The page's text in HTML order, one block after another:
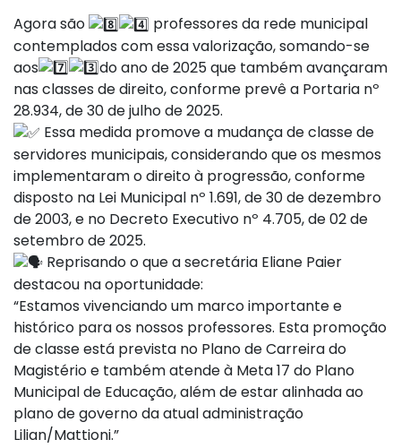
Agora são
professores da rede municipal
contemplados com essa valorização, somando-se
aos
do ano de 2025 que também avançaram
nas classes de direito, conforme prevê a Portaria nº
28.934, de 30 de julho de 2025.
Essa medida promove a mudança de classe de
servidores municipais, considerando que os mesmos
implementaram o direito à progressão, conforme
disposto na Lei Municipal nº 1.691, de 30 de dezembro
de 2003, e no Decreto Executivo nº 4.705, de 02 de
setembro de 2025.
Reprisando o que a secretária Eliane Paier
destacou na oportunidade:
“Estamos vivenciando um marco importante e
histórico para os nossos professores. Esta promoção
de classe está prevista no Plano de Carreira do
Magistério e também atende à Meta 17 do Plano
Municipal de Educação, além de estar alinhada ao
plano de governo da atual administração
Lilian/Mattioni.”